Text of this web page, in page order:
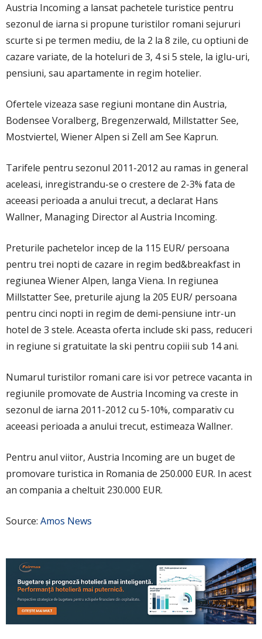
Austria Incoming a lansat pachetele turistice pentru
sezonul de iarna si propune turistilor romani sejururi
scurte si pe termen mediu, de la 2 la 8 zile, cu optiuni de
cazare variate, de la hoteluri de 3, 4 si 5 stele, la iglu-uri,
pensiuni, sau apartamente in regim hotelier.
Ofertele vizeaza sase regiuni montane din Austria,
Bodensee Voralberg, Bregenzerwald, Millstatter See,
Mostviertel, Wiener Alpen si Zell am See Kaprun.
Tarifele pentru sezonul 2011-2012 au ramas in general
aceleasi, inregistrandu-se o crestere de 2-3% fata de
aceeasi perioada a anului trecut, a declarat Hans
Wallner, Managing Director al Austria Incoming.
Preturile pachetelor incep de la 115 EUR/ persoana
pentru trei nopti de cazare in regim bed&breakfast in
regiunea Wiener Alpen, langa Viena. In regiunea
Millstatter See, preturile ajung la 205 EUR/ persoana
pentru cinci nopti in regim de demi-pensiune intr-un
hotel de 3 stele. Aceasta oferta include ski pass, reduceri
in regiune si gratuitate la ski pentru copiii sub 14 ani.
Numarul turistilor romani care isi vor petrece vacanta in
regiunile promovate de Austria Incoming va creste in
sezonul de iarna 2011-2012 cu 5-10%, comparativ cu
aceeasi perioada a anului trecut, estimeaza Wallner.
Pentru anul viitor, Austria Incoming are un buget de
promovare turistica in Romania de 250.000 EUR. In acest
an compania a cheltuit 230.000 EUR.
Source: Amos News